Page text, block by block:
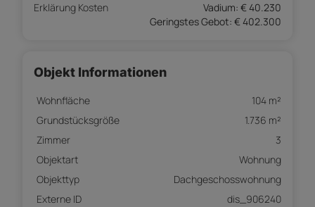
Erklärung Kosten
Vadium: € 40.230
Geringstes Gebot: € 402.300
Objekt Informationen
Wohnfläche
104 m²
Grundstücksgröße
1.736 m²
Zimmer
3
Objektart
Wohnung
Objekttyp
Dachgeschosswohnung
Externe ID
dis_906240